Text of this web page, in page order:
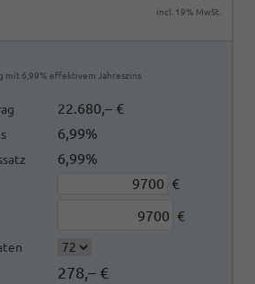
incl. 19% MwSt.
mit 6,99% effektivem Jahreszins
22.680,– €
6,99%
6,99%
€
€
278,– €